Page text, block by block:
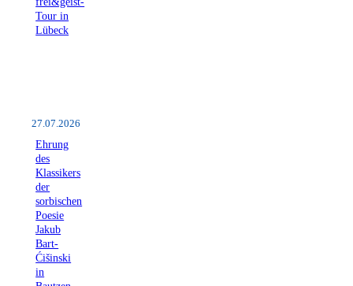
Tour in
Lübeck
27.07.2026
Ehrung
des
Klassikers
der
sorbischen
Poesie
Jakub
Bart-
Ćišinski
in